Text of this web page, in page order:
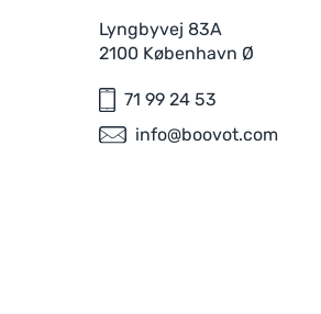
Lyngbyvej 83A
2100 København Ø
71 99 24 53
info@boovot.com